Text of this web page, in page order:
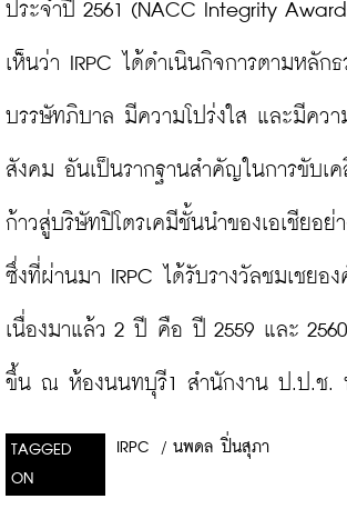
ประจำปี 2561 (NACC Integrity
เห็นว่า IRPC ได้ดำเนินกิจการตามหลัก
บรรษัทภิบาล มีความโปร่งใส และมีคว
สังคม อันเป็นรากฐานสำคัญในการขับเค
ก้าวสู่บริษัทปิโตรเคมีชั้นนำของเอเชียอย่
ซึ่งที่ผ่านมา IRPC ได้รับรางวัลชมเชยอง
เนื่องมาแล้ว 2 ปี คือ ปี 2559 และ
ขึ้น ณ ห้องนนทบุรี1 สำนักงาน ป.ป.ช.
TAGGED
ON
IRPC / นพดล ปิ่นสุภา